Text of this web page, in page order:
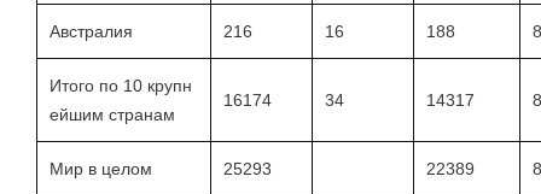
Австралия 216 16 188
Итого по 10 крупн
ейшим странам
16174 34 14317
Мир в целом 25293 22389